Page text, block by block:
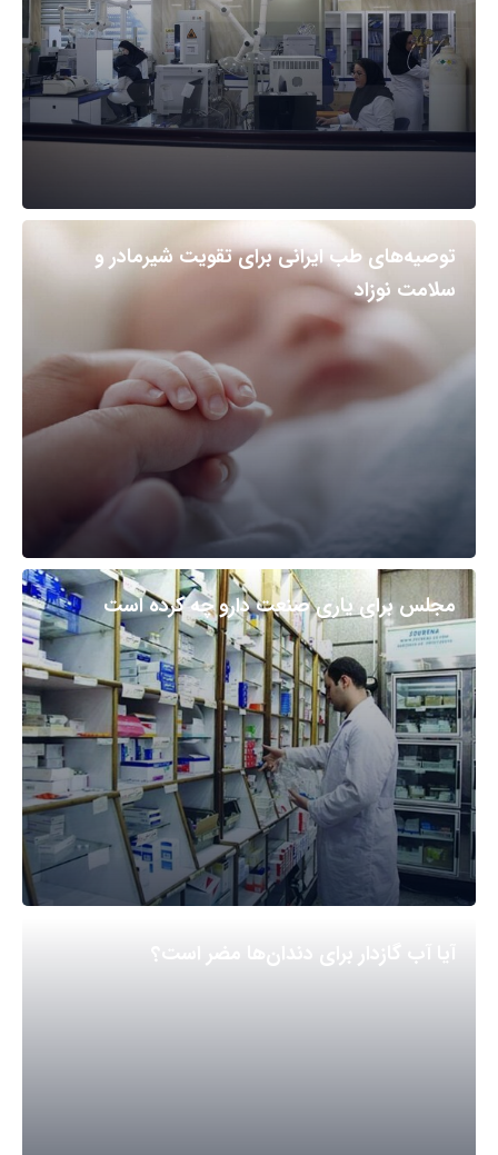
توصیه‌های طب ایرانی برای تقویت شیرمادر و
سلامت نوزاد
مجلس برای یاری صنعت دارو چه کرده است
آیا آب گازدار برای دندان‌ها مضر است؟